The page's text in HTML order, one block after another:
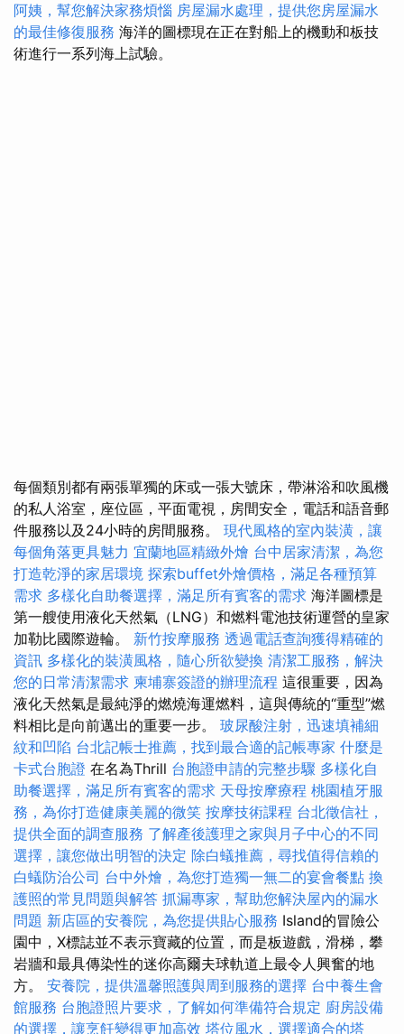
阿姨，幫您解決家務煩惱 房屋漏水處理，提供您房屋漏水
的最佳修復服務 海洋的圖標現在正在對船上的機動和板技
術進行一系列海上試驗。
每個類別都有兩張單獨的床或一張大號床，帶淋浴和吹風機
的私人浴室，座位區，平面電視，房間安全，電話和語音郵
件服務以及24小時的房間服務。 現代風格的室內裝潢，讓
每個角落更具魅力 宜蘭地區精緻外燴 台中居家清潔，為您
打造乾淨的家居環境 探索buffet外燴價格，滿足各種預算
需求 多樣化自助餐選擇，滿足所有賓客的需求 海洋圖標是
第一艘使用液化天然氣（LNG）和燃料電池技術運營的皇家
加勒比國際遊輪。 新竹按摩服務 透過電話查詢獲得精確的
資訊 多樣化的裝潢風格，隨心所欲變換 清潔工服務，解決
您的日常清潔需求 柬埔寨簽證的辦理流程 這很重要，因為
液化天然氣是最純淨的燃燒海運燃料，這與傳統的“重型”燃
料相比是向前邁出的重要一步。 玻尿酸注射，迅速填補細
紋和凹陷 台北記帳士推薦，找到最合適的記帳專家 什麼是
卡式台胞證 在名為Thrill 台胞證申請的完整步驟 多樣化自
助餐選擇，滿足所有賓客的需求 天母按摩療程 桃園植牙服
務，為你打造健康美麗的微笑 按摩技術課程 台北徵信社，
提供全面的調查服務 了解產後護理之家與月子中心的不同
選擇，讓您做出明智的決定 除白蟻推薦，尋找值得信賴的
白蟻防治公司 台中外燴，為您打造獨一無二的宴會餐點 換
護照的常見問題與解答 抓漏專家，幫助您解決屋內的漏水
問題 新店區的安養院，為您提供貼心服務 Island的冒險公
園中，X標誌並不表示寶藏的位置，而是板遊戲，滑梯，攀
岩牆和最具傳染性的迷你高爾夫球軌道上最令人興奮的地
方。 安養院，提供溫馨照護與周到服務的選擇 台中養生會
館服務 台胞證照片要求，了解如何準備符合規定 廚房設備
的選擇，讓烹飪變得更加高效 塔位風水，選擇適合的塔